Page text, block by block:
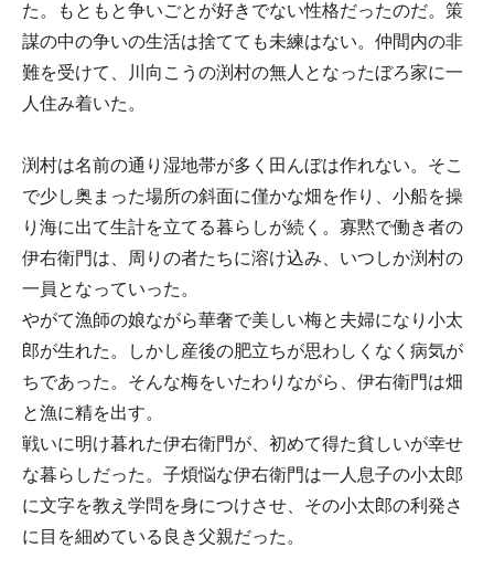
た。もともと争いごとが好きでない性格だったのだ。策
謀の中の争いの生活は捨てても未練はない。仲間内の非
難を受けて、川向こうの渕村の無人となったぼろ家に一
人住み着いた。
渕村は名前の通り湿地帯が多く田んぼは作れない。そこ
で少し奥まった場所の斜面に僅かな畑を作り、小船を操
り海に出て生計を立てる暮らしが続く。寡黙で働き者の
伊右衛門は、周りの者たちに溶け込み、いつしか渕村の
一員となっていった。
やがて漁師の娘ながら華奢で美しい梅と夫婦になり小太
郎が生れた。しかし産後の肥立ちが思わしくなく病気が
ちであった。そんな梅をいたわりながら、伊右衛門は畑
と漁に精を出す。
戦いに明け暮れた伊右衛門が、初めて得た貧しいが幸せ
な暮らしだった。子煩悩な伊右衛門は一人息子の小太郎
に文字を教え学問を身につけさせ、その小太郎の利発さ
に目を細めている良き父親だった。